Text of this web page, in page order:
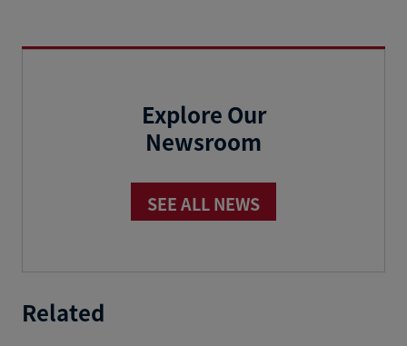
Explore Our
Newsroom
SEE ALL NEWS
Related